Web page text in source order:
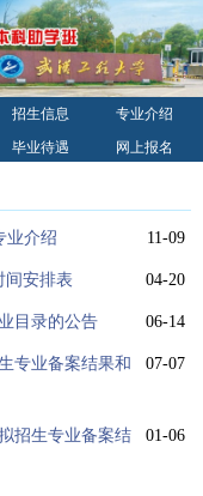
招生信息
专业介绍
毕业待遇
网上报名
11-09
业介绍
04-20
间安排表
06-14
目录的公告
07-07
专业备案结果和
01-06
招生专业备案结